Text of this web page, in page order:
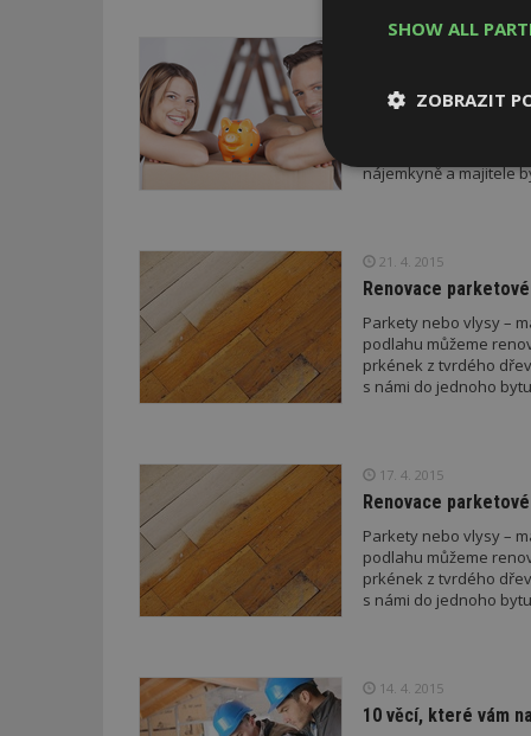
Majitel vs.
Bydlíte v podnájmu,
v bytě, kde jste v
nájemkyně a majitele
21. 4. 2015
Renovace
Parkety nebo vlysy –
podlahu můžeme
prkének z tvrdého
s námi do jednoho
17. 4. 2015
Renovace
Parkety nebo vlysy –
podlahu můžeme
prkének z tvrdého
s námi do jednoho
14. 4. 2015
10 věcí, které vám
SHOW ALL
ZOBRAZIT
Nezbytně
Nezbytně nutné
Nezbytně nutné
_dc_gtm_UA-
id